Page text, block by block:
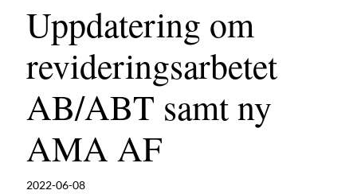
Uppdatering om
revideringsarbetet
AB/ABT samt ny
AMA AF
2022-06-08